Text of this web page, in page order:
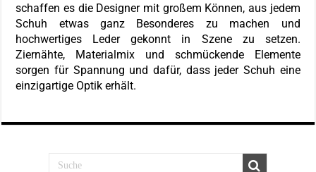
schaffen es die Designer mit großem Können, aus jedem
Schuh etwas ganz Besonderes zu machen und
hochwertiges Leder gekonnt in Szene zu setzen.
Ziernähte, Materialmix und schmückende Elemente
sorgen für Spannung und dafür, dass jeder Schuh eine
einzigartige Optik erhält.